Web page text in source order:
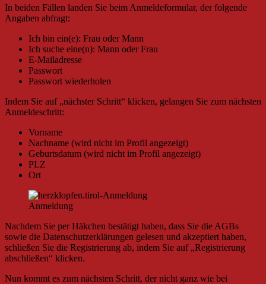
In beiden Fällen landen Sie beim Anmeldeformular, der folgende
Angaben abfragt:
Ich bin ein(e): Frau oder Mann
Ich suche eine(n): Mann oder Frau
E-Mailadresse
Passwort
Passwort wiederholen
Indem Sie auf „nächster Schritt“ klicken, gelangen Sie zum nächsten
Anmeldeschritt:
Vorname
Nachname (wird nicht im Profil angezeigt)
Geburtsdatum (wird nicht im Profil angezeigt)
PLZ
Ort
Anmeldung
Nachdem Sie per Häkchen bestätigt haben, dass Sie die AGBs
sowie die Datenschutzerklärungen gelesen und akzeptiert haben,
schließen Sie die Registrierung ab, indem Sie auf „Registrierung
abschließen“ klicken.
Nun kommt es zum nächsten Schritt, der nicht ganz wie bei